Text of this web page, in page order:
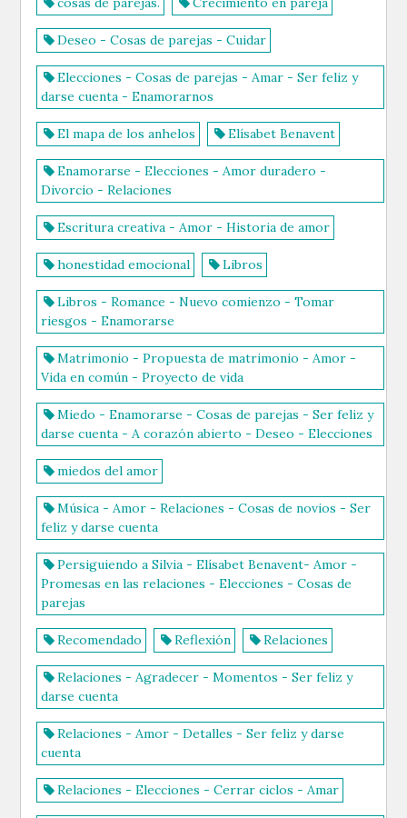
Deseo - Cosas de parejas - Cuidar
Elecciones - Cosas de parejas - Amar - Ser feliz y
darse cuenta - Enamorarnos
El mapa de los anhelos Elísabet Benavent
Enamorarse - Elecciones - Amor duradero -
Divorcio - Relaciones
Escritura creativa - Amor - Historia de amor
honestidad emocional Libros
Libros - Romance - Nuevo comienzo - Tomar
riesgos - Enamorarse
Matrimonio - Propuesta de matrimonio - Amor -
Vida en común - Proyecto de vida
Miedo - Enamorarse - Cosas de parejas - Ser feliz y
darse cuenta - A corazón abierto - Deseo - Elecciones
miedos del amor
Música - Amor - Relaciones - Cosas de novios - Ser
feliz y darse cuenta
Persiguiendo a Silvia - Elísabet Benavent- Amor -
Promesas en las relaciones - Elecciones - Cosas de
parejas
Recomendado Reflexión Relaciones
Relaciones - Agradecer - Momentos - Ser feliz y
darse cuenta
Relaciones - Amor - Detalles - Ser feliz y darse
cuenta
Relaciones - Elecciones - Cerrar ciclos - Amar